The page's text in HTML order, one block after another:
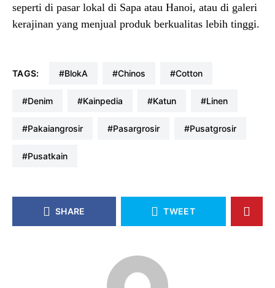
seperti di pasar lokal di Sapa atau Hanoi, atau di galeri
kerajinan yang menjual produk berkualitas lebih tinggi.
TAGS: #blokA #chinos #cotton
#denim #kainpedia #katun #linen
#pakaiangrosir #pasargrosir #pusatgrosir
#pusatkain
SHARE TWEET